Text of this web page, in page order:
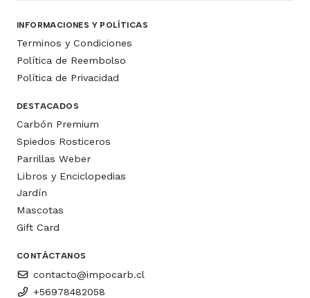
INFORMACIONES Y POLÍTICAS
Terminos y Condiciones
Política de Reembolso
Política de Privacidad
DESTACADOS
Carbón Premium
Spiedos Rosticeros
Parrillas Weber
Libros y Enciclopedias
Jardín
Mascotas
Gift Card
CONTÁCTANOS
contacto@impocarb.cl
+56978482058